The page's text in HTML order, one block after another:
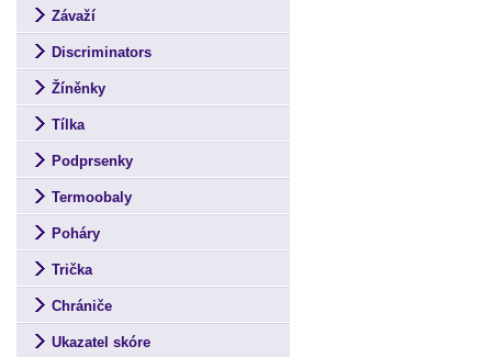
Závaží
Discriminators
Žíněnky
Tílka
Podprsenky
Termoobaly
Poháry
Trička
Chrániče
Ukazatel skóre